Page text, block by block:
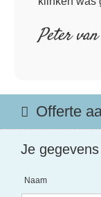
Peter
Offerte
Je gegevens
Naam